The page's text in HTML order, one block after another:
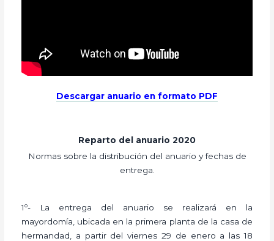
Descargar anuario en formato PDF
Reparto del anuario 2020
Normas sobre la distribución del anuario y fechas de
entrega.
1º- La entrega del anuario se realizará en la
mayordomía, ubicada en la primera planta de la casa de
hermandad, a partir del viernes 29 de enero a las 18